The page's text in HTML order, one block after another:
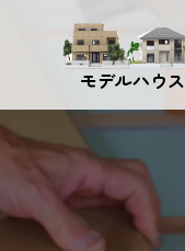
モデルハウス